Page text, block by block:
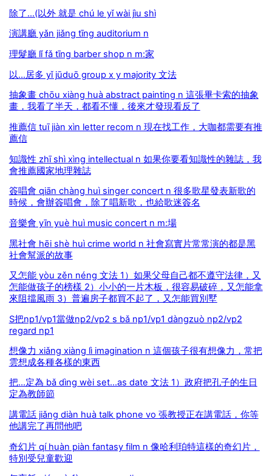
除了…(以外 就是 chú le yǐ wài jìu shì
演講廳 yǎn jiǎng tīng auditorium n
理髮廳 lǐ fǎ tīng barber shop n m:家
以...居多 yǐ jūduō group x y majority 文法
抽象畫 chōu xiàng huà abstract painting n 這張畢卡索的抽象
畫，我看了半天，都看不懂，後來才發現看反了
推薦信 tuī jiàn xìn letter recom n 現在找工作，大咖都需要有推
薦信
知識性 zhī shì xìng intellectual n 如果你要看知識性的雜誌，我
會推薦國家地理雜誌
簽唱會 qiān chàng huì singer concert n 很多歌星發表新歌的
時候，會辦簽唱會，除了唱新歌，也給歌迷簽名
音樂會 yīn yuè huì music concert n m:場
黑社會 hēi shè huì crime world n 社會寫實片常常演的都是黑
社會幫派的故事
又怎能 yòu zěn néng 文法 1）如果父母自己都不遵守法律，又
怎能做孩子的榜樣 2）小小的一片木板，很容易破碎，又怎能拿
來阻擋風雨 3）普遍房子都買不起了，又怎能買別墅
S把np1/vp1當做np2/vp2 s bǎ np1/vp1 dàngzuò np2/vp2
regard np1
想像力 xiǎng xiàng lì imagination n 這個孩子很有想像力，常把
雲想成各種各樣的東西
把...定為 bǎ dìng wèi set...as date 文法 1）政府把孔子的生日
定為教師節
講電話 jiǎng diàn huà talk phone vo 張教授正在講電話，你等
他講完了再問他吧
奇幻片 qí huàn piàn fantasy film n 像哈利珀特這樣的奇幻片，
特別受兒童歡迎